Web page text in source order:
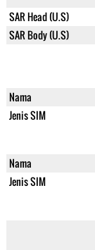
SAR Head (U.S)
SAR Body (U.S)
Nama
Jenis SIM
Nama
Jenis SIM